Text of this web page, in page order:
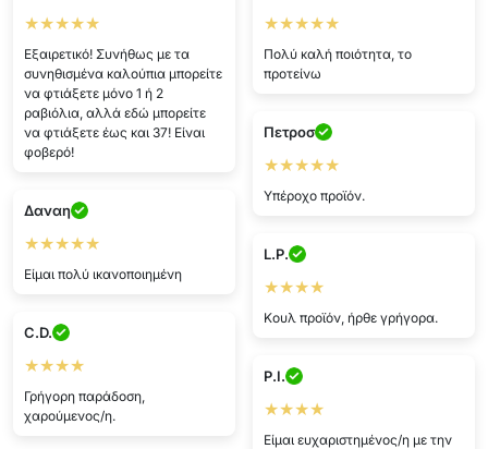
★★★★★
Εξαιρετικό! Συνήθως με τα
συνηθισμένα καλούπια μπορείτε
να φτιάξετε μόνο 1 ή 2
ραβιόλια, αλλά εδώ μπορείτε
να φτιάξετε έως και 37! Είναι
φοβερό!
★★★★★
Πολύ καλή ποιότητα, το
προτείνω
Πετροσ
★★★★★
Υπέροχο προϊόν.
Δαναη
★★★★★
Είμαι πολύ ικανοποιημένη
L.P.
★★★★
Κουλ προϊόν, ήρθε γρήγορα.
C.D.
★★★★
Γρήγορη παράδοση,
χαρούμενος/η.
P.I.
★★★★
Είμαι ευχαριστημένος/η με την